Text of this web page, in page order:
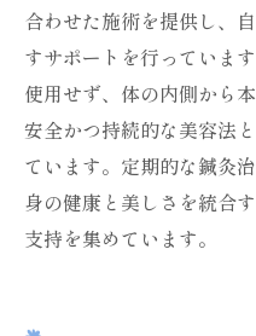
合わせた施術を提供し、
すサポートを行っていま
使用せず、体の内側から
安全かつ持続的な美容法
ています。定期的な鍼灸
身の健康と美しさを統合
支持を集めています。